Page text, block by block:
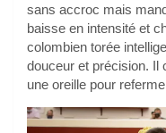
sans accroc mais
baisse en intensité et
colombien torée
douceur et précision. Il
une oreille pour